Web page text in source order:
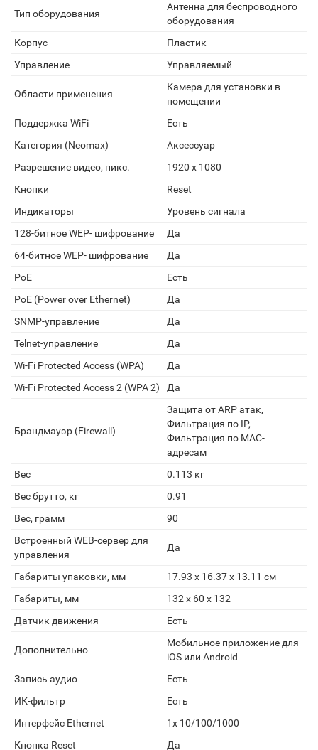
Тип оборудования
Антенна для беспроводного
оборудования
Корпус
Пластик
Управление
Управляемый
Области применения
Камера для установки в
помещении
Поддержка WiFi
Есть
Категория (Neomax)
Аксессуар
Разрешение видео, пикс.
1920 х 1080
Кнопки
Reset
Индикаторы
Уровень сигнала
128-битное WEP- шифрование
Да
64-битное WEP- шифрование
Да
PoE
Есть
PoE (Power over Ethernet)
Да
SNMP-управление
Да
Telnet-управление
Да
Wi-Fi Protected Access (WPA)
Да
Wi-Fi Protected Access 2 (WPA 2)
Да
Брандмауэр (Firewall)
Защита от ARP атак,
Фильтрация по IP,
Фильтрация по MAC-
адресам
Вес
0.113 кг
Вес брутто, кг
0.91
Вес, грамм
90
Встроенный WEB-сервер для
управления
Да
Габариты упаковки, мм
17.93 x 16.37 x 13.11 см
Габариты, мм
132 x 60 x 132
Датчик движения
Есть
Дополнительно
Мобильное приложение для
iOS или Android
Запись аудио
Есть
ИК-фильтр
Есть
Интерфейс Ethernet
1x 10/100/1000
Кнопка Reset
Да